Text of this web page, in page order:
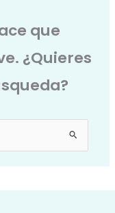
que
¿Quieres